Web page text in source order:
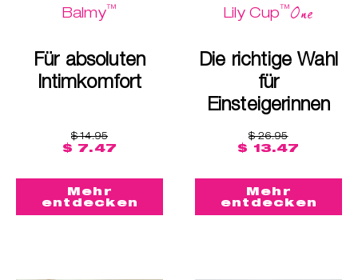
Balmy™
Für absoluten
Intimkomfort
$ 14.95
$ 7.47
Mehr
entdecken
Lily Cup™One
Die richtige Wahl
für
Einsteigerinnen
$ 26.95
$ 13.47
Mehr
entdecken